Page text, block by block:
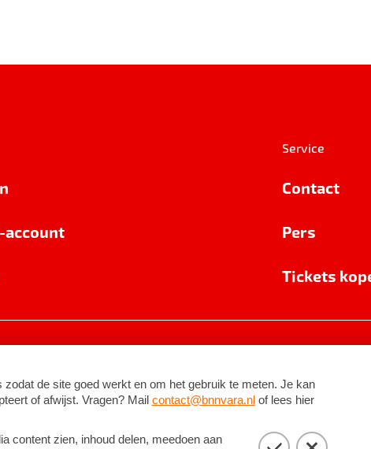
account
Service
Contact
Pers
Tickets
BNNVARA